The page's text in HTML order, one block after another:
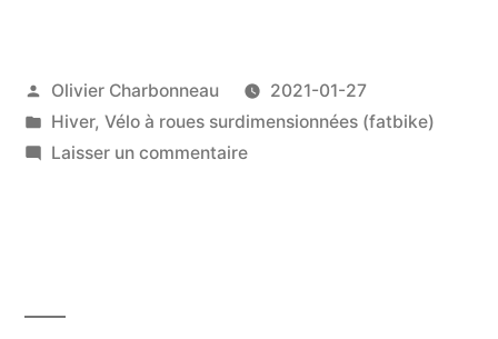
Publié
par
Olivier Charbonneau
2021-01-27
Publié
dans
Hiver, Vélo à roues surdimensionnées (fatbike)
Laisser un commentairesur